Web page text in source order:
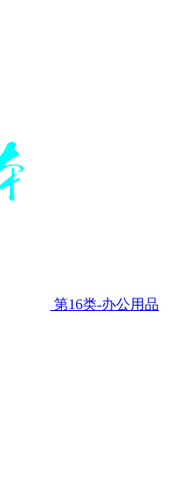
第16类-办公用品